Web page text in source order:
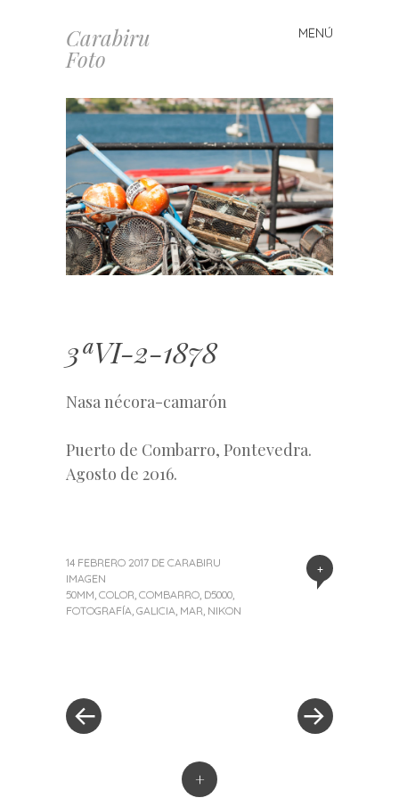
Carabiru
Foto
MENÚ
Saltar
al
3ªVI-2-1878
Nasa nécora-camarón
Puerto de Combarro, Pontevedra.
Agosto de 2016.
+
14 FEBRERO 2017 DE CARABIRU
IMAGEN
50MM, COLOR, COMBARRO, D5000,
FOTOGRAFÍA, GALICIA, MAR, NIKON
entradas
+